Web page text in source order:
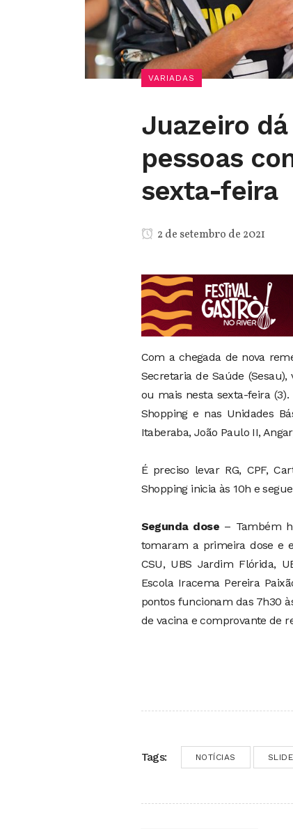
VARIADAS
Juazeiro
pessoas
sexta-feira
2 de setembro de 2021
Com a chegada de nova
Secretaria de Saúde
ou mais nesta sexta-feira
Shopping e nas Unidades
Itaberaba, João Paulo II,
É preciso levar RG, CPF,
Shopping inicia às 10h e
Segunda dose – Também
tomaram a primeira dose e
CSU, UBS Jardim Flórida,
Escola Iracema Pereira
pontos funcionam das 7h30
de vacina e comprovante de
Tags: NOTÍCIAS